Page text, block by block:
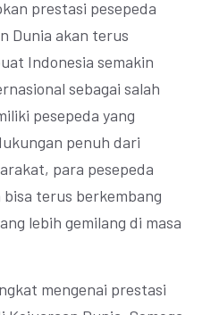
prestasi pesepeda
Dunia akan terus
Indonesia semakin
sebagai salah
pesepeda yang
penuh dari
para pesepeda
terus berkembang
lebih gemilang di masa
mengenai prestasi